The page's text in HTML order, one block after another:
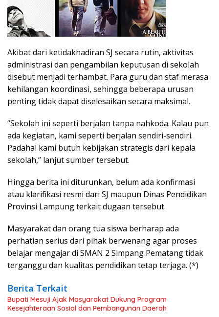
Akibat dari ketidakhadiran SJ secara rutin, aktivitas
administrasi dan pengambilan keputusan di sekolah
disebut menjadi terhambat. Para guru dan staf merasa
kehilangan koordinasi, sehingga beberapa urusan
penting tidak dapat diselesaikan secara maksimal.
“Sekolah ini seperti berjalan tanpa nahkoda. Kalau pun
ada kegiatan, kami seperti berjalan sendiri-sendiri.
Padahal kami butuh kebijakan strategis dari kepala
sekolah,” lanjut sumber tersebut.
Hingga berita ini diturunkan, belum ada konfirmasi
atau klarifikasi resmi dari SJ maupun Dinas Pendidikan
Provinsi Lampung terkait dugaan tersebut.
Masyarakat dan orang tua siswa berharap ada
perhatian serius dari pihak berwenang agar proses
belajar mengajar di SMAN 2 Simpang Pematang tidak
terganggu dan kualitas pendidikan tetap terjaga. (*)
Berita Terkait
Bupati Mesuji Ajak Masyarakat Dukung Program
Kesejahteraan Sosial dan Pembangunan Daerah